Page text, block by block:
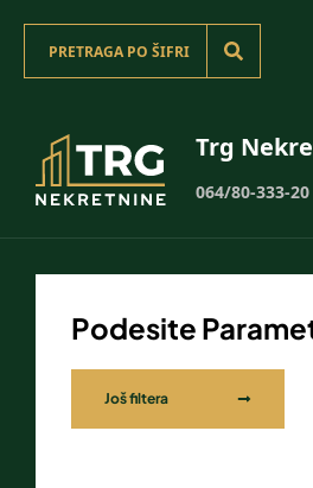
Trg
064/80-333-20
Podesite
Još filtera